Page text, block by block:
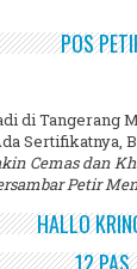
POS
di Tangerang
Sertifikatnya,
Cemas dan
Petir
HALLO